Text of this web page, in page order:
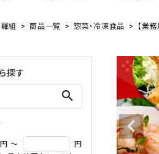
ズワイガニ
毛ガニ
えび
帆立・
牡蠣・
30,000 ￥
組 商品一覧 惣菜・冷凍食品 【業
探す
search
円 ～
円